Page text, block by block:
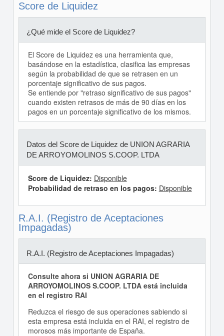
Score de Liquidez
¿Qué mide el Score de Liquidez?
El Score de Liquidez es una herramienta que,
basándose en la estadística, clasifica las empresas
según la probabilidad de que se retrasen en un
porcentaje significativo de sus pagos.
Se entiende por "retraso significativo de sus pagos"
cuando existen retrasos de más de 90 días en los
pagos en un porcentaje significativo de los mismos.
Datos del Score de Liquidez de UNION AGRARIA
DE ARROYOMOLINOS S.COOP. LTDA
Score de Liquidez: Disponible
Probabilidad de retraso en los pagos: Disponible
R.A.I. (Registro de Aceptaciones
Impagadas)
R.A.I. (Registro de Aceptaciones Impagadas)
Consulte ahora si UNION AGRARIA DE
ARROYOMOLINOS S.COOP. LTDA está incluida
en el registro RAI
Reduzca el riesgo de sus operaciones sabiendo si
esta empresa está incluida en el RAI, el registro de
morosos más importante de España.